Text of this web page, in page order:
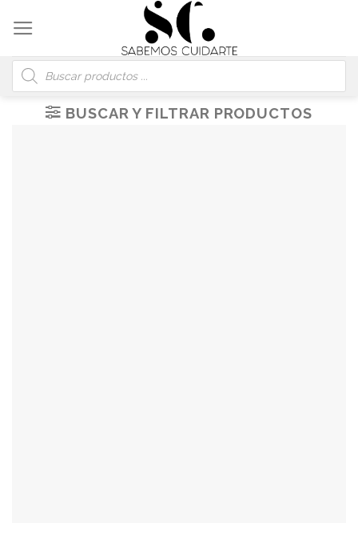
content
Búsqueda
de
productos
BUSCAR Y FILTRAR PRODUCTOS